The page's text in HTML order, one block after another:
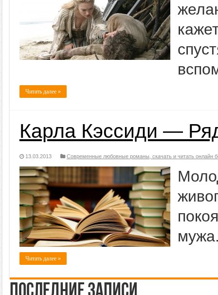
Читать далее »
Карла Кэссиди —
13.03.2013 Современные любовные романы, скачать и читать онлайн
Читать далее »